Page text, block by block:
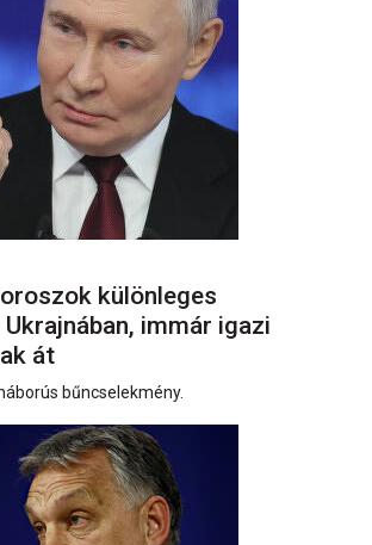
különleges
immár igazi
át
bűncselekmény.